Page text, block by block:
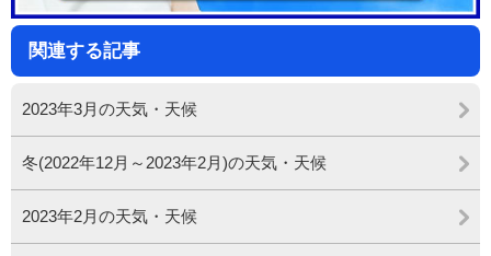
関連する記事
2023年3月の天気・天候
冬(2022年12月～2023年2月)の天気・天候
2023年2月の天気・天候